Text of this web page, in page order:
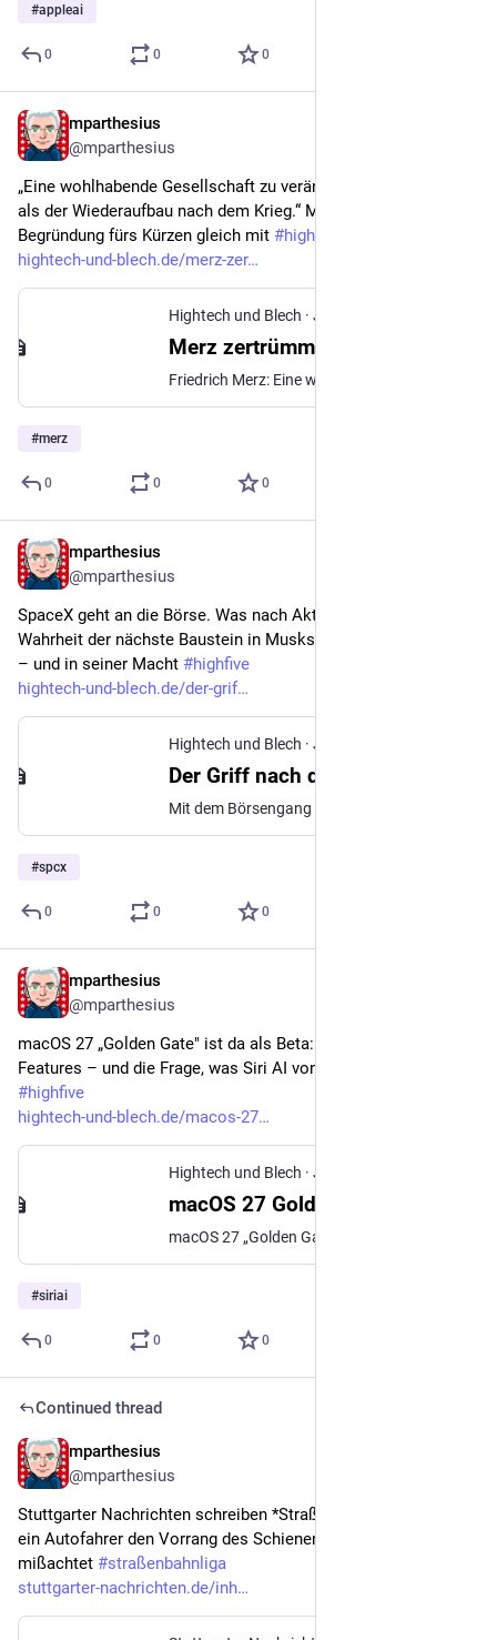
#appleai
0 0 0
mparthesius
@mparthesius
„Eine wohlhabende Gesellschaft zu verändern, ist schwieriger
als der Wiederaufbau nach dem Krieg.“ Merz liefert die
Begründung fürs Kürzen gleich mit #highfive
hightech-und-blech.de/merz-zer
Hightech und Blech · Jun 14
#merz
0 0 0
mparthesius
@mparthesius
SpaceX geht an die Börse. Was nach Aktien klingt, ist in
Wahrheit der nächste Baustein in Musks digitaler Infrastruktur
– und in seiner Macht #highfive
hightech-und-blech.de/der-grif
Hightech und Blech · Jun 13
Der Griff nach den Sternen
#spcx
0 0 0
mparthesius
@mparthesius
macOS 27 „Golden Gate" ist da als Beta: Download, neue
#highfive
hightech-und-blech.de/macos-27
Hightech und Blech · Jun 11
macOS 27 Golden Gatekeeper
#siriai
0 0 0
Continued thread
mparthesius
@mparthesius
Stuttgarter Nachrichten schreiben *Straßenbahnunfall* wenn
ein Autofahrer den Vorrang des Schienenfahrzeuges
mißachtet #straßenbahnliga
stuttgarter-nachrichten.de/inh